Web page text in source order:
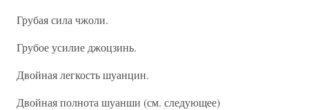
Грубая сила чжоли.
Грубое усилие джоцзинь.
Двойная легкость шуанцин.
Двойная полнота шуанши (см. следующее)